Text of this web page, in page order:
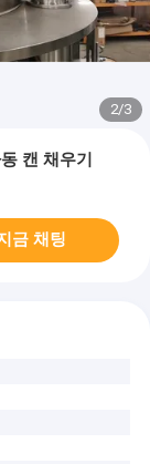
2/3
캔 채우기
금 채팅